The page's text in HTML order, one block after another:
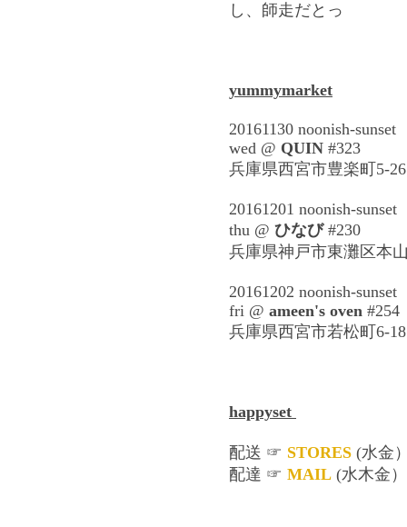
し、師走だとっ
yummymarket
20161130 noonish-sunset
wed @ QUIN #323
兵庫県西宮市豊楽町 5-26
20161201 noonish-sunset
thu @ ひなび#230
兵庫県神戸市東灘区本
20161202 noonish-sunset
fri @ ameen's oven #254
兵庫県西宮市若松町 6-18
happyset
配送 ☞ STORES (水金
配達 ☞ MAIL (水木金）